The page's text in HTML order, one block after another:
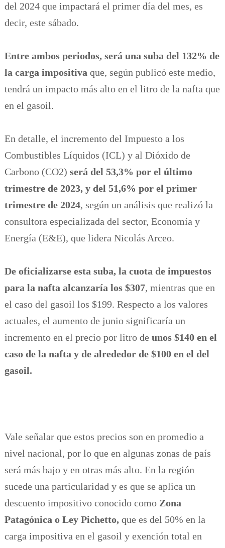
del 2024 que impactará el primer día del mes, es
decir, este sábado.
Entre ambos periodos, será una suba del 132% de
la carga impositiva que, según publicó este medio,
tendrá un impacto más alto en el litro de la nafta que
en el gasoil.
En detalle, el incremento del Impuesto a los
Combustibles Líquidos (ICL) y al Dióxido de
Carbono (CO2) será del 53,3% por el último
trimestre de 2023, y del 51,6% por el primer
trimestre de 2024, según un análisis que realizó la
consultora especializada del sector, Economía y
Energía (E&E), que lidera Nicolás Arceo.
De oficializarse esta suba, la cuota de impuestos
para la nafta alcanzaría los $307, mientras que en
el caso del gasoil los $199. Respecto a los valores
actuales, el aumento de junio significaría un
incremento en el precio por litro de unos $140 en el
caso de la nafta y de alrededor de $100 en el del
gasoil.
Vale señalar que estos precios son en promedio a
nivel nacional, por lo que en algunas zonas de país
será más bajo y en otras más alto. En la región
sucede una particularidad y es que se aplica un
descuento impositivo conocido como Zona
Patagónica o Ley Pichetto, que es del 50% en la
carga impositiva en el gasoil y exención total en